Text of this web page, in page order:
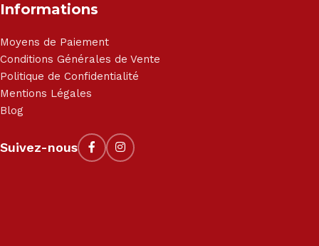
Informations
Moyens de Paiement
Conditions Générales de Vente
Politique de Confidentialité
Mentions Légales
Blog
Suivez-nous